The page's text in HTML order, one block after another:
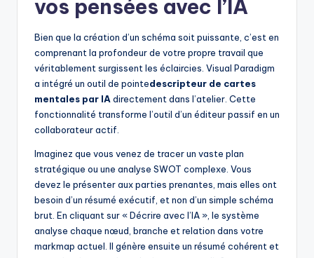
vos pensées avec l’IA
Bien que la création d’un schéma soit puissante, c’est en
comprenant la profondeur de votre propre travail que
véritablement surgissent les éclaircies. Visual Paradigm
a intégré un outil de pointedescripteur de cartes
mentales par IA directement dans l’atelier. Cette
fonctionnalité transforme l’outil d’un éditeur passif en un
collaborateur actif.
Imaginez que vous venez de tracer un vaste plan
stratégique ou une analyse SWOT complexe. Vous
devez le présenter aux parties prenantes, mais elles ont
besoin d’un résumé exécutif, et non d’un simple schéma
brut. En cliquant sur « Décrire avec l’IA », le système
analyse chaque nœud, branche et relation dans votre
markmap actuel. Il génère ensuite un résumé cohérent et